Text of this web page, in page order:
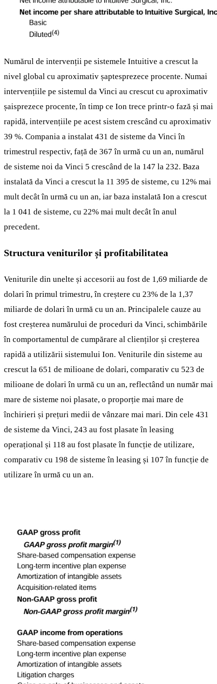
Numărul de intervenții pe sistemele Intuitive a crescut la
nivel global cu aproximativ șaptesprezece procente. Numai
intervențiile pe sistemul da Vinci au crescut cu aproximativ
șaisprezece procente, în timp ce Ion trece printr-o fază și mai
rapidă, intervențiile pe acest sistem crescând cu aproximativ
39 %. Compania a instalat 431 de sisteme da Vinci în
trimestrul respectiv, față de 367 în urmă cu un an, numărul
de sisteme noi da Vinci 5 crescând de la 147 la 232. Baza
instalată da Vinci a crescut la 11 395 de sisteme, cu 12% mai
mult decât în urmă cu un an, iar baza instalată Ion a crescut
la 1 041 de sisteme, cu 22% mai mult decât în anul
precedent.
Structura veniturilor și profitabilitatea
Veniturile din unelte și accesorii au fost de 1,69 miliarde de
dolari în primul trimestru, în creștere cu 23% de la 1,37
miliarde de dolari în urmă cu un an. Principalele cauze au
fost creșterea numărului de proceduri da Vinci, schimbările
în comportamentul de cumpărare al clienților și creșterea
rapidă a utilizării sistemului Ion. Veniturile din sisteme au
crescut la 651 de milioane de dolari, comparativ cu 523 de
milioane de dolari în urmă cu un an, reflectând un număr mai
mare de sisteme noi plasate, o proporție mai mare de
închirieri și prețuri medii de vânzare mai mari. Din cele 431
de sisteme da Vinci, 243 au fost plasate în leasing
operațional și 118 au fost plasate în funcție de utilizare,
comparativ cu 198 de sisteme în leasing și 107 în funcție de
utilizare în urmă cu un an.